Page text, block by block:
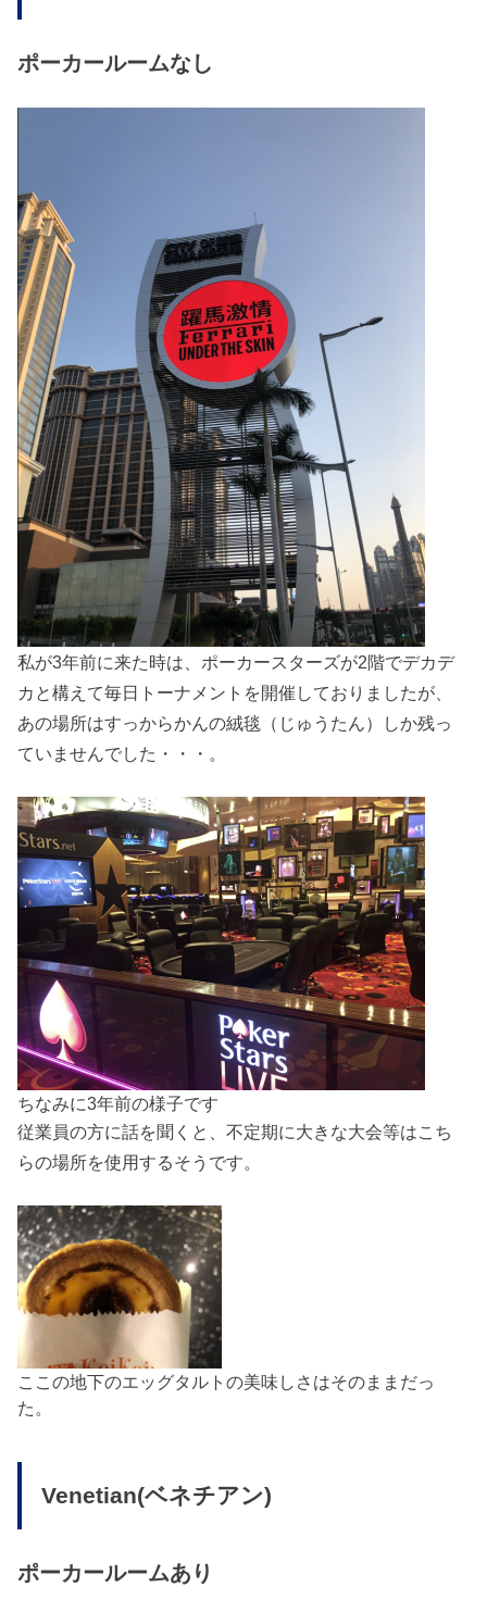
ポーカールームなし
私が3年前に来た時は、ポーカースターズが2階でデカデ
カと構えて毎日トーナメントを開催しておりましたが、
あの場所はすっからかんの絨毯（じゅうたん）しか残っ
ていませんでした・・・。
ちなみに3年前の様子です
従業員の方に話を聞くと、不定期に大きな大会等はこち
らの場所を使用するそうです。
ここの地下のエッグタルトの美味しさはそのままだっ
た。
Venetian(ベネチアン)
ポーカールームあり